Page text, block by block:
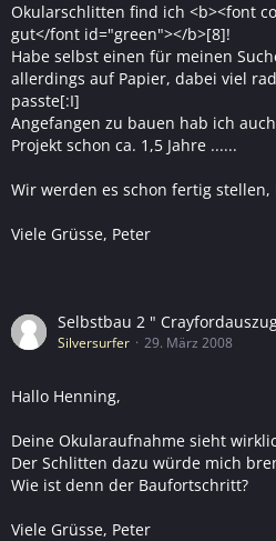
Okularschlitten find ich <b><font
gut</font id="green"></b>[8]!
Habe selbst einen für meinen
allerdings auf Papier, dabei viel
passte[:I]
Angefangen zu bauen hab ich
Projekt schon ca. 1,5 Jahre ......
Wir werden es schon fertig stellen,
Viele Grüsse, Peter
Selbstbau 2 "
Silversurfer 29. März 2008
Hallo Henning,
Deine Okularaufnahme sieht
Der Schlitten dazu würde mich
Wie ist denn der Baufortschritt?
Viele Grüsse, Peter